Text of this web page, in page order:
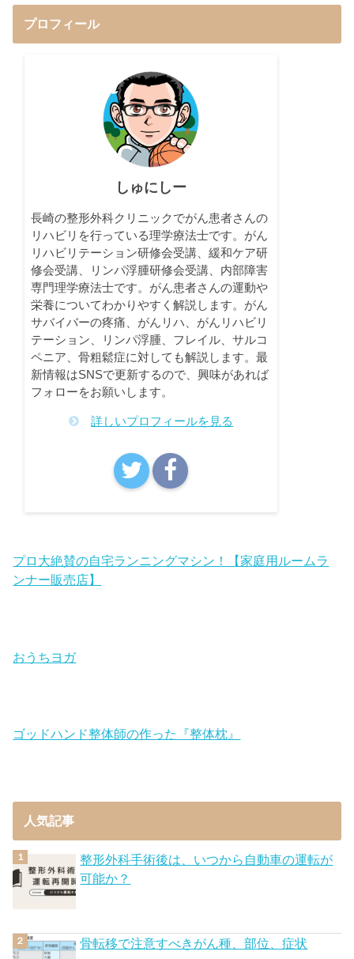
プロフィール
しゅにしー
長崎の整形外科クリニックでがん患者さんの
リハビリを行っている理学療法士です。がん
リハビリテーション研修会受講、緩和ケア研
修会受講、リンパ浮腫研修会受講、内部障害
専門理学療法士です。がん患者さんの運動や
栄養についてわかりやすく解説します。がん
サバイバーの疼痛、がんリハ、がんリハビリ
テーション、リンパ浮腫、フレイル、サルコ
ペニア、骨粗鬆症に対しても解説します。最
新情報はSNSで更新するので、興味があれば
フォローをお願いします。
詳しいプロフィールを見る
プロ大絶賛の自宅ランニングマシン！【家庭用ルームラ
ンナー販売店】
おうちヨガ
ゴッドハンド整体師の作った『整体枕』
人気記事
整形外科手術後は、いつから自動車の運転が
可能か？
骨転移で注意すべきがん種、部位、症状